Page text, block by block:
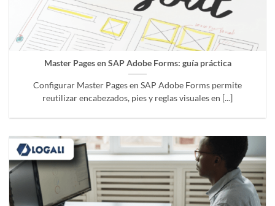
Master Pages en SAP Adobe Forms: guía práctica
Configurar Master Pages en SAP Adobe Forms permite
reutilizar encabezados, pies y reglas visuales en [...]